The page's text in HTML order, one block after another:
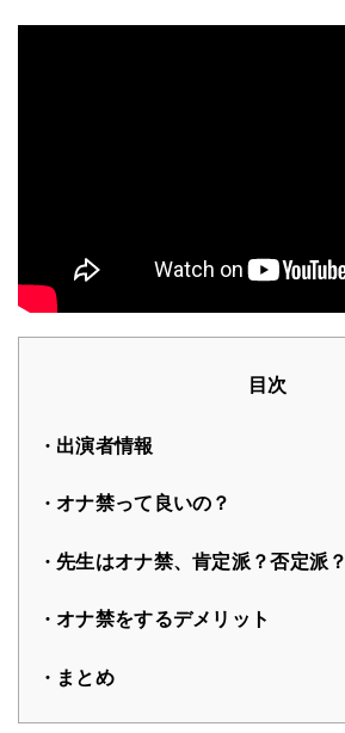
目次
出演者情報
オナ禁って良いの？
先生はオナ禁、肯定派？否定派？
オナ禁をするデメリット
まとめ